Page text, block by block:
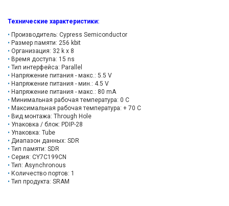
Технические характеристики:
Производитель: Cypress Semiconductor
Размер памяти: 256 kbit
Организация: 32 k x 8
Время доступа: 15 ns
Тип интерфейса: Parallel
Напряжение питания - макс.: 5.5 V
Напряжение питания - мин.: 4.5 V
Напряжение питания - макс.: 80 mA
Минимальная рабочая температура: 0 C
Максимальная рабочая температура: + 70 C
Вид монтажа: Through Hole
Упаковка / блок: PDIP-28
Упаковка: Tube
Диапазон данных: SDR
Тип памяти: SDR
Серия: CY7C199CN
Тип: Asynchronous
Количество портов: 1
Тип продукта: SRAM